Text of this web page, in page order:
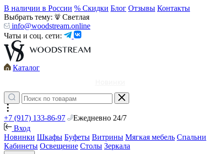
В наличии в России % Скидки Блог Отзывы Контакты
Выбрать тему:
Светлая
info@woodstream.online
Чаты и соц. сети:
Каталог
+7 (917) 133-86-97
Ежедневно 24/7
Вход
Новинки Шкафы Буфеты Витрины Мягкая мебель Спальни
Кабинеты Освещение Столы Зеркала